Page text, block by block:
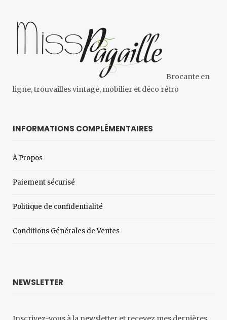
Brocante en
ligne, trouvailles vintage, mobilier et déco rétro
INFORMATIONS COMPLÉMENTAIRES
À Propos
Paiement sécurisé
Politique de confidentialité
Conditions Générales de Ventes
NEWSLETTER